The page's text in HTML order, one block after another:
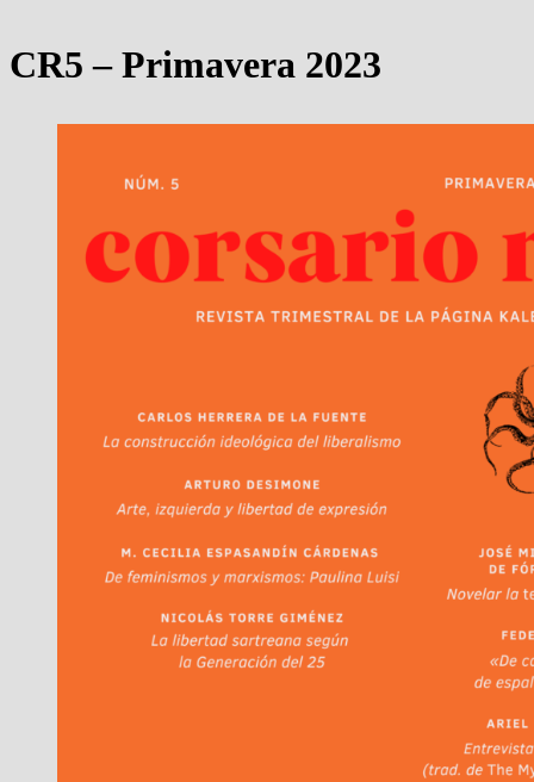
CR5 – Primavera 2023